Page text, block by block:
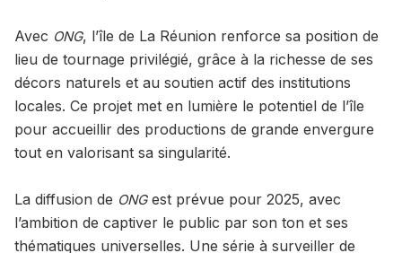
Avec ONG, l’île de La Réunion renforce sa position de
lieu de tournage privilégié, grâce à la richesse de ses
décors naturels et au soutien actif des institutions
locales. Ce projet met en lumière le potentiel de l’île
pour accueillir des productions de grande envergure
tout en valorisant sa singularité.
La diffusion de ONGest prévue pour 2025, avec
l’ambition de captiver le public par son ton et ses
thématiques universelles. Une série à surveiller de